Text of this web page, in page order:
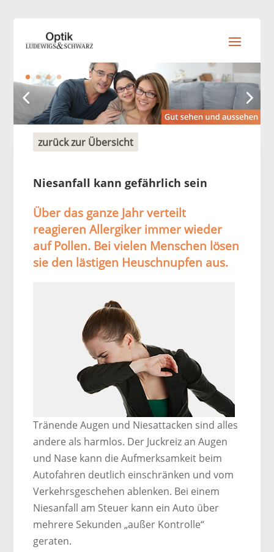
zurück zur Übersicht
Niesanfall kann gefährlich sein
Über das ganze Jahr verteilt
reagieren Allergiker immer wieder
auf Pollen. Bei vielen Menschen lösen
sie den lästigen Heuschnupfen aus.
Tränende Augen und Niesattacken sind alles
andere als harmlos. Der Juckreiz an Augen
und Nase kann die Aufmerksamkeit beim
Autofahren deutlich einschränken und vom
Verkehrsgeschehen ablenken. Bei einem
Niesanfall am Steuer kann ein Auto über
mehrere Sekunden „außer Kontrolle“
geraten.